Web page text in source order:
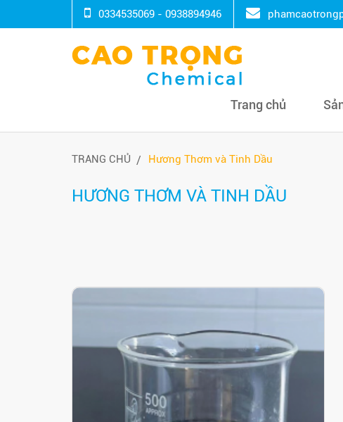
0334535069 - 0938894946
Trang chủ
TRANG CHỦ Hương Thơm và Tinh Dầu
HƯƠNG THƠM VÀ TINH DẦU